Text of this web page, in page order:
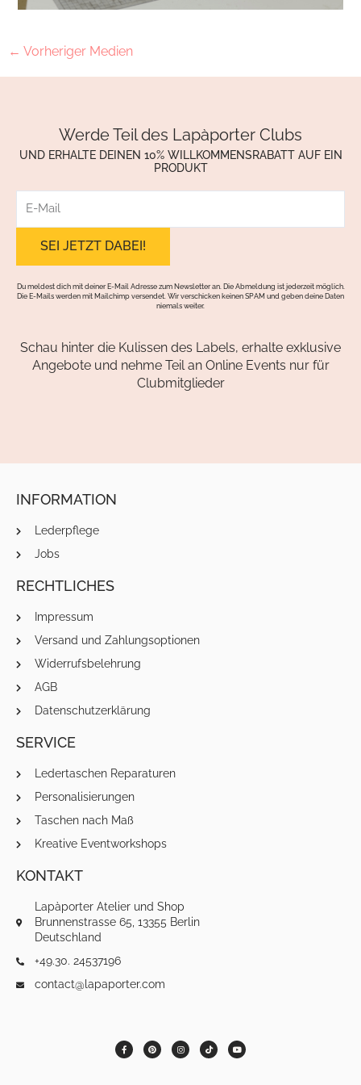
← Vorheriger Medien
Werde Teil des Lapàporter Clubs
UND ERHALTE DEINEN 10% WILLKOMMENSRABATT AUF EIN
PRODUKT
Mail
Du meldest dich mit deiner E-Mail Adresse zum Newsletter an. Die Abmeldung ist jederzeit möglich.
Die E-Mails werden mit Mailchimp versendet. Wir verschicken keinen SPAM und geben deine Daten
niemals weiter.
Schau hinter die Kulissen des Labels, erhalte exklusive
Angebote und nehme Teil an Online Events nur für
Clubmitglieder
INFORMATION
Lederpflege
Jobs
RECHTLICHES
Impressum
Versand und Zahlungsoptionen
Widerrufsbelehrung
AGB
Datenschutzerklärung
SERVICE
Ledertaschen Reparaturen
Personalisierungen
Taschen nach Maß
Kreative Eventworkshops
KONTAKT
Lapàporter Atelier und Shop
Brunnenstrasse 65, 13355 Berlin
Deutschland
+49.30. 24537196
contact@lapaporter.com
F
a
c
P
i
n
I
n
s
T
i
k
Y
o
u